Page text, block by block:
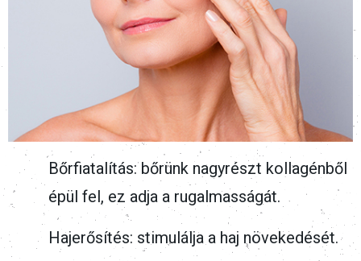
Bőrfiatalítás: bőrünk nagyrészt kollagénből
épül fel, ez adja a rugalmasságát.
Hajerősítés: stimulálja a haj növekedését.